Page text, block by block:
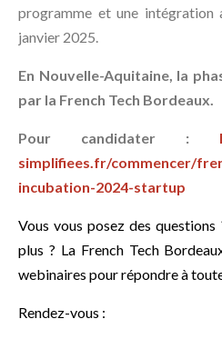
programme et une intégration
janvier 2025.
En Nouvelle-Aquitaine, la
par la French Tech Bordeaux.
Pour candidater :
simplifiees.fr/commencer/
incubation-2024-startup
Vous vous posez des
plus ? La French Tech
webinaires pour répondre à
Rendez-vous :